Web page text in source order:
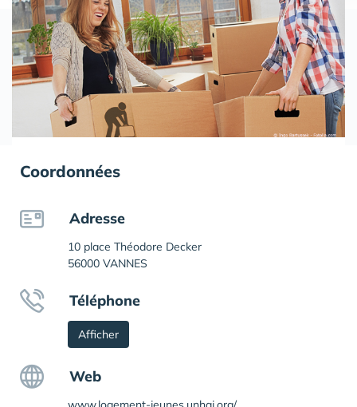
Coordonnées
Adresse
10 place Théodore Decker
56000 VANNES
Téléphone
Afficher
Web